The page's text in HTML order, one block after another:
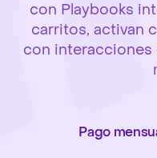
con Playbooks
carritos, activan
con interacciones
Pago